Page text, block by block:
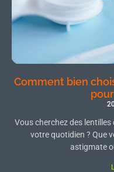
Comment bien
Vous cherchez des
votre quotidien ? Que
astigmate